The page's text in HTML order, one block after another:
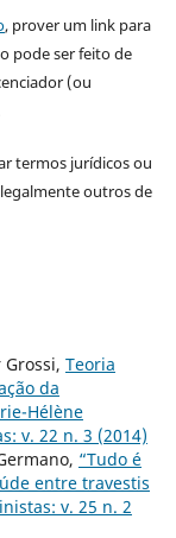
, prover um link para
pode ser feito de
(ou
termos jurídicos ou
outros de
Teoria
da
Hélène
v. 22 n. 3 (2014)
“Tudo é
entre travestis
v. 25 n. 2